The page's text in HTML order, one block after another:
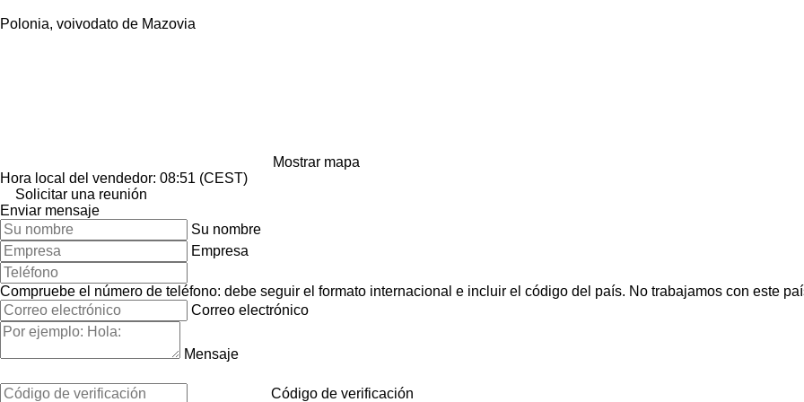
Polonia, voivodato de Mazovia
Mostrar mapa
Hora local del vendedor: 08:51 (CEST)
Solicitar una reunión
Enviar mensaje
Su nombre
Empresa
Compruebe el número de teléfono: debe seguir el formato internacional e incluir el código del país. No trabajamos con este
Correo electrónico
Mensaje
Código de verificación